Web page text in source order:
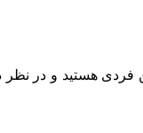
هستید و در نظر